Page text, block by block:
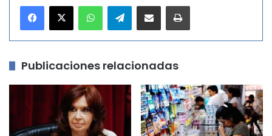
Telegram
Publicaciones relacionadas